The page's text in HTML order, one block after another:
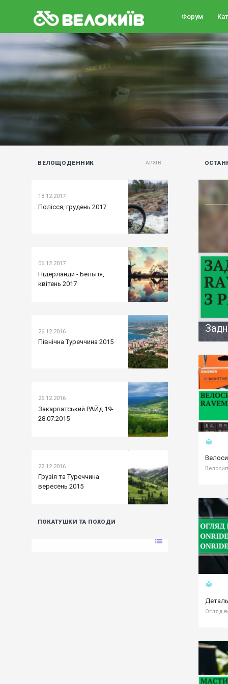
local_library
local_library
ВЕЛОЩОДЕННИК АРХІВ
18.12.2017
Полісся, грудень 2017
06.12.2017
Нідерланди - Бельгія,
квітень 2017
26.12.2016
Північна Туреччина 2015
26.12.2016
Закарпатський РАЙд 19-
28.07.2015
22.12.2016
Грузія та Туреччина
вересень 2015
ПОКАТУШКИ ТА ПОХОДИ
list
Форум